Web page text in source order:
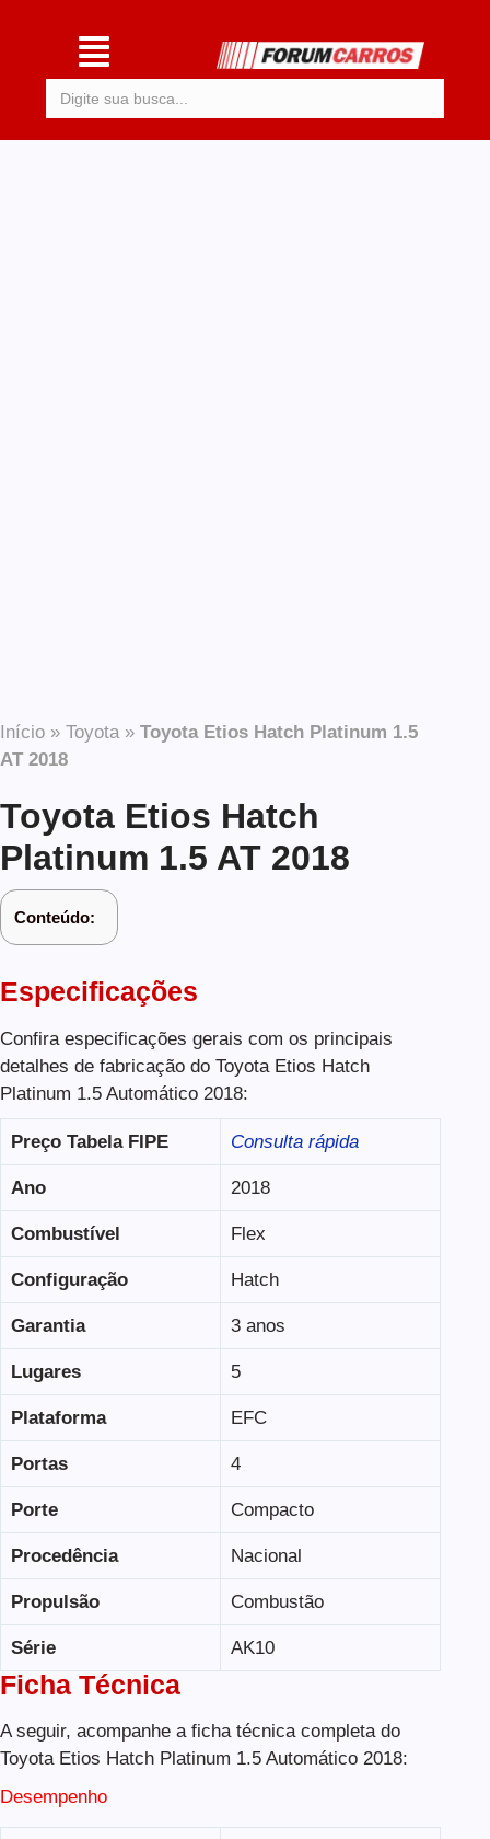
Início » Toyota» Toyota Etios Hatch Platinum 1.5
AT 2018
Toyota Etios Hatch
Platinum 1.5 AT 2018
Conteúdo:
Especificações
Confira especificações gerais com os principais
detalhes de fabricação do Toyota Etios Hatch
Platinum 1.5 Automático 2018:
Preço Tabela FIPE Consulta rápida
Ano 2018
Combustível Flex
Configuração Hatch
Garantia 3 anos
Lugares 5
Plataforma EFC
Portas 4
Porte Compacto
Procedência Nacional
Propulsão Combustão
Série AK10
Ficha Técnica
A seguir, acompanhe a ficha técnica completa do
Toyota Etios Hatch Platinum 1.5 Automático 2018:
Desempenho